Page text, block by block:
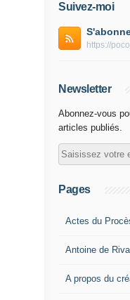
Suivez-moi
https://
Newsletter
Abonnez-vous
articles publiés.
Pages
Actes du
Antoine de
A propos du